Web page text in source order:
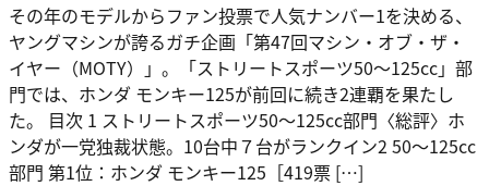
その年のモデルからファン投票で人気ナンバー1を決める、
ヤングマシンが誇るガチ企画「第47回マシン・オブ・ザ・
イヤー（MOTY）」。「ストリートスポーツ50〜125cc」部
門では、ホンダ モンキー125が前回に続き2連覇を果たし
た。 目次 1 ストリートスポーツ50〜125cc部門〈総評〉ホ
ンダが一党独裁状態。10台中７台がランクイン2 50～125cc
部門 第1位：ホンダ モンキー125［419票 […]